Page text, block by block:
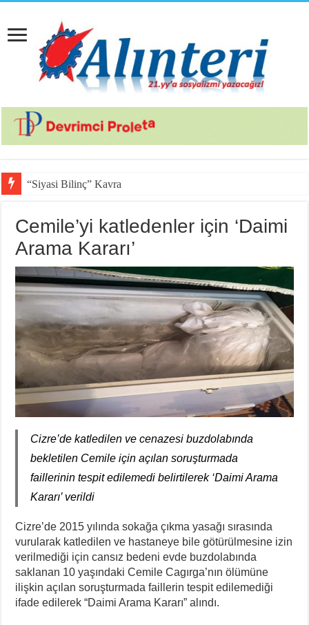
“Siyasi Bilinç” Kavramının Unsurla
Cemile’yi katledenler için ‘Daimi
Arama Kararı’
Cizre’de katledilen ve cenazesi buzdolabında
bekletilen Cemile için açılan soruşturmada
faillerinin tespit edilemedi belirtilerek ‘Daimi Arama
Kararı’ verildi
Cizre’de 2015 yılında sokağa çıkma yasağı sırasında
vurularak katledilen ve hastaneye bile götürülmesine izin
verilmediği için cansız bedeni evde buzdolabında
saklanan 10 yaşındaki Cemile Cagırga’nın ölümüne
ilişkin açılan soruşturmada faillerin tespit edilemediği
ifade edilerek “Daimi Arama Kararı” alındı.